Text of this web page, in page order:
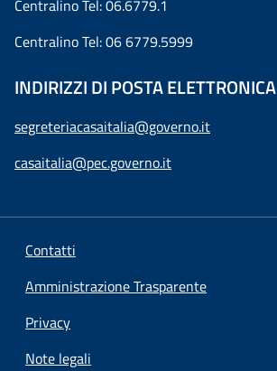
Centralino Tel: 06.6779.1
Centralino Tel: 06 6779.5999
INDIRIZZI DI POSTA ELETTRONICA
segreteriacasaitalia@governo.it
casaitalia@pec.governo.it
Contatti
Amministrazione Trasparente
Privacy
Note legali